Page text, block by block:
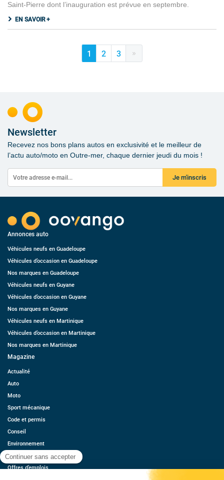
Saint-Pierre dont l’inauguration est prévue en septembre.
EN SAVOIR +
1 2 3 »
Newsletter
Recevez nos bons plans autos en exclusivité et le meilleur de
l’actu auto/moto en Outre-mer, chaque dernier jeudi du mois !
Je m'inscris
Annonces auto
Véhicules neufs en Guadeloupe
Véhicules d’occasion en Guadeloupe
Nos marques en Guadeloupe
Véhicules neufs en Guyane
Véhicules d’occasion en Guyane
Nos marques en Guyane
Véhicules neufs en Martinique
Véhicules d’occasion en Martinique
Nos marques en Martinique
Magazine
Actualité
Auto
Moto
Sport mécanique
Code et permis
Conseil
Environnement
Économie
Offres d’emplois